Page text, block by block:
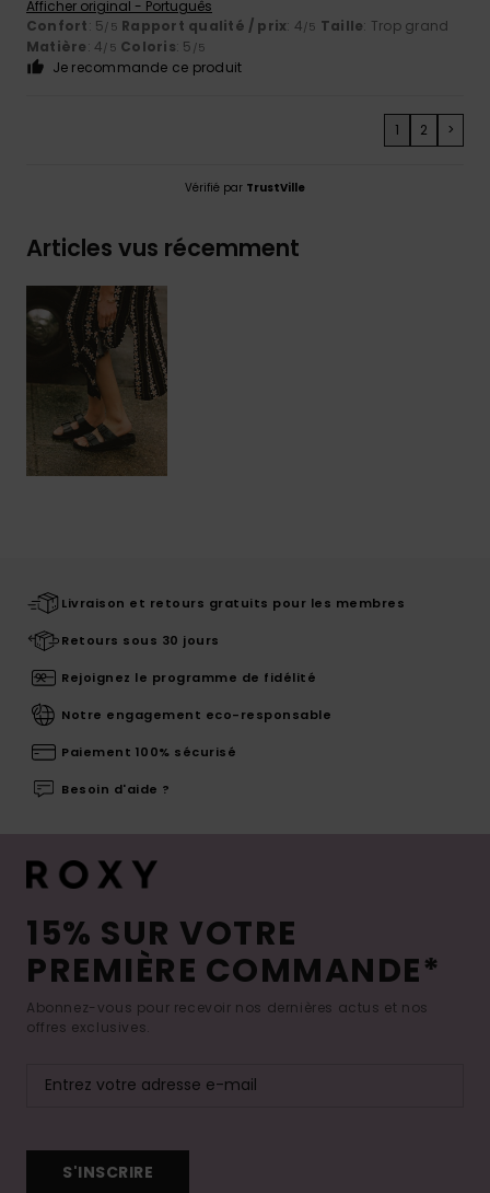
Afficher original - Português
Confort: 5/5 Rapport qualité / prix: 4/5 Taille: Trop grand
Matière: 4/5 Coloris: 5 /5
Je recommande ce produit
1 2 >
Vérifié par TrustVille
Articles vus récemment
Livraison et retours gratuits pour les membres
Retours sous 30 jours
Rejoignez le programme de fidélité
Notre engagement eco-responsable
Paiement 100% sécurisé
Besoin d'aide ?
15% SUR VOTRE
PREMIÈRE COMMANDE*
Abonnez-vous pour recevoir nos dernières actus et nos
offres exclusives.
S'INSCRIRE